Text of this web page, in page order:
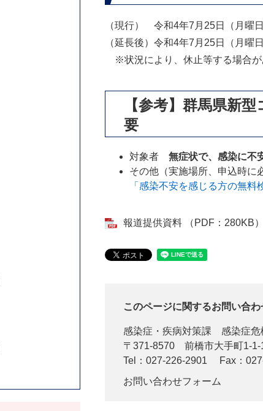
（現行） 令和4年7月25日（月曜
（延長後）令和4年7月25日（月曜
※状況により、休止等する場合が
【参考】群馬県新
要
対象者 無症状で、感染に不
その他（実施場所、申込時に
「感染不安を感じる方の無
報道提供資料 （PDF：280KB）
このページに関するお問い合わ
感染症・疾病対策課
感染症
〒371-8570
前橋市大手町1-1-
Tel：027-226-2901
Fax：
お問い合わせフォーム